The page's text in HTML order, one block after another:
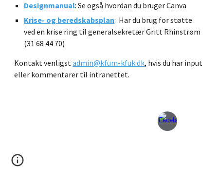
Designmanual: Se også hvordan du bruger Canva
Krise- og beredskabsplan: Har du brug for støtte
ved en krise ring til generalsekretær Gritt Rhinstrøm
(31 68 44 70)
Kontakt venligstadmin@kfum-kfuk.dk, hvis du har input
eller kommentarer til intranettet.